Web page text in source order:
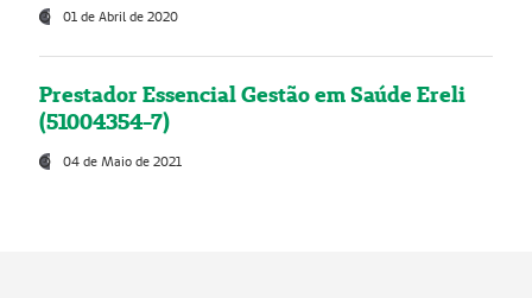
01 de Abril de 2020
Prestador Essencial Gestão em Saúde Ereli
(51004354-7)
04 de Maio de 2021